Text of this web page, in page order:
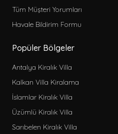
Tüm Müşteri Yorumları
Havale Bildirim Formu
Popüler Bölgeler
Antalya Kiralık Villa
Kalkan Villa Kiralama
İslamlar Kiralık Villa
Üzümlü Kiralık Villa
Sarıbelen Kiralık Villa